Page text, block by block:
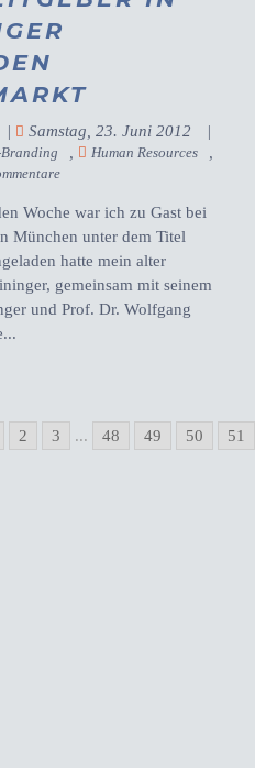
| Samstag, 23. Juni 2012 |
Human Resources
Woche war ich zu Gast bei
München unter dem Titel
hatte mein alter
gemeinsam mit seinem
und Prof. Dr. Wolfgang
2 3 ... 48 49 50 51